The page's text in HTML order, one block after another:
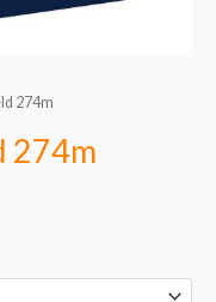
274m
274m